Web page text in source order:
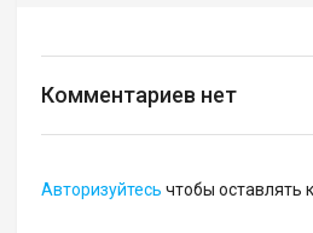
Комментариев нет
Авторизуйтесь чтобы оставлять